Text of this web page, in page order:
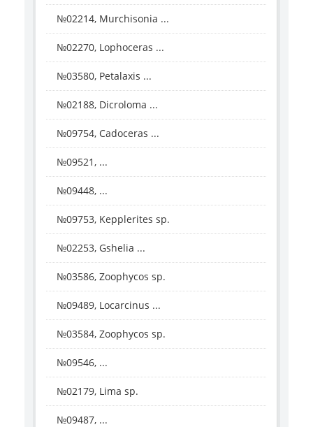
№02214, Murchisonia ...
№02270, Lophoceras ...
№03580, Petalaxis ...
№02188, Dicroloma ...
№09754, Cadoceras ...
№09521, ...
№09448, ...
№09753, Kepplerites sp.
№02253, Gshelia ...
№03586, Zoophycos sp.
№09489, Locarcinus ...
№03584, Zoophycos sp.
№09546, ...
№02179, Lima sp.
№09487, ...